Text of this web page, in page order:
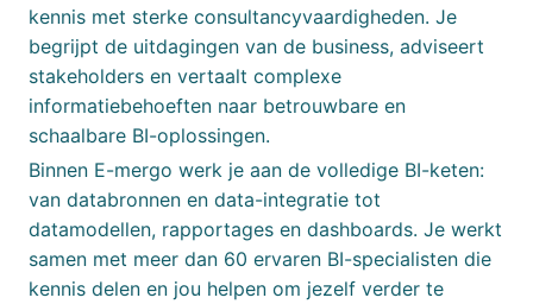
kennis met sterke consultancyvaardigheden. Je
begrijpt de uitdagingen van de business, adviseert
stakeholders en vertaalt complexe
informatiebehoeften naar betrouwbare en
schaalbare BI-oplossingen.
Binnen E-mergo werk je aan de volledige BI-keten:
van databronnen en data-integratie tot
datamodellen, rapportages en dashboards. Je werkt
samen met meer dan 60 ervaren BI-specialisten die
kennis delen en jou helpen om jezelf verder te